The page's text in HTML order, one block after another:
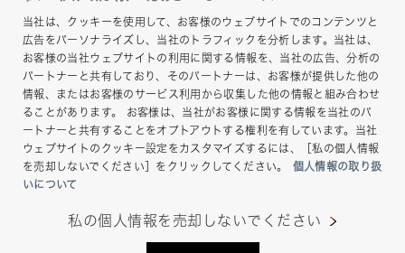
ヘルプ
サイトマップ
Copyright © Hamamatsu Photonics K.K. and its
当社は、クッキーを使用して、お客様のウェブサイトでのコンテンツと
広告をパーソナライズし、当社のトラフィックを分析します。当社は、
お客様の当社ウェブサイトの利用に関する情報を、当社の広告、分析の
パートナーと共有しており、そのパートナーは、お客様が提供した他の
情報、またはお客様のサービス利用から収集した他の情報と組み合わせ
ることがあります。 お客様は、当社がお客様に関する情報を当社のパ
ートナーと共有することをオプトアウトする権利を有しています。当社
ウェブサイトのクッキー設定をカスタマイズするには、［私の個人情報
を売却しないでください］をクリックしてください。
個人情報の取り扱
いについて
私の個人情報を売却しないでください